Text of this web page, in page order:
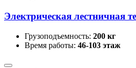
Электрическая лестничная
Грузоподъемность: 200 кг
Время работы: 46-103 этаж